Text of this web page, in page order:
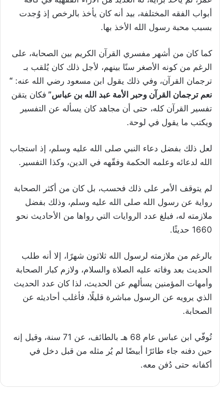
أبواب الفقه المختلفة، بيد أنه كان يأخذ بالرخص إذ وُجدت
بسبب محبة رسول الله الأخذ بها.
كما كان من أشهر مفسري القرآن الكريم بين الصحابة، على
الرغم من كونه الأصغر سنًا بينهم، لأجل ذلك كان يُلقب بـ
ترجمان القرآن، وفي ذلك يقول ابن مسعود رضي الله عنه: “
نعم ترجمان القرآن وحبر الأمة عبد الله بن عباس” فكان يتقن
تفسير القرآن كله، حتى أن مجاهد كان يسأله عن التفسير
ويكتب ما يقول في لوحة.
لعل ذلك بفضل دعاء النبي صلى الله عليه وسلم، إذ استجاب
الله لدعائه وعلمه الحكمة وفقّهه في الدين، وكذا التفسير.
لم يتوقف الأمر على ذلك فحسب، بل كان من أكثر الصحابة
رواية عن رسول الله صلى الله عليه وسلم، وذلك بفضل
ملازمته له، فبلغ عدد الروايات التي رواها من الأحاديث نحو
1660 حديثًا.
بالرغم من ملازمته لرسول الله ثلاثون شهرًا، إلا أنه طلب
الحديث بعد وفاته عليه الصلاة والسلام، ولازم كبار الصحابة
وأمهات المؤمنين يسألهم عن الحديث، لذا كان عدد الحديث
الذي يرويه عن الرسول مباشرة قليلًا، فأغلب أحاديثه عن
الصحابة.
تُوفّي ابن عباس عام 68 هـ بالطائف، عن 71 سنة، وقيل إنه
حين دفنه جاء طائرًا أبيضًا لم يُر مثله من قبل دخل في
أكفانه حتى دُفن معه.